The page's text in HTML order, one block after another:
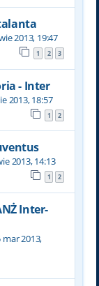
2013, 19:47
1 2 3
- Inter
2013, 18:57
1 2
2013, 14:13
1 2
Inter-
mar 2013,